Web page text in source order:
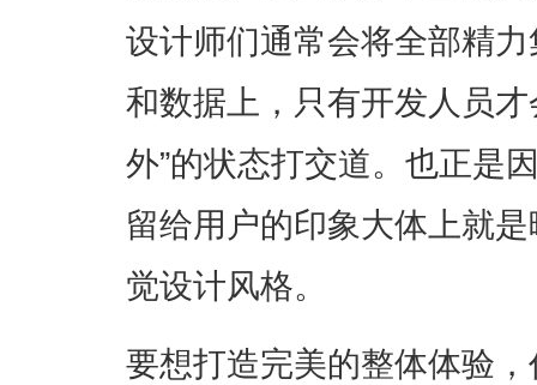
设计师们通常会将全部精
和数据上，只有开发人员
外”的状态打交道。也正是
留给用户的印象大体上就
觉设计风格。
要想打造完美的整体体验